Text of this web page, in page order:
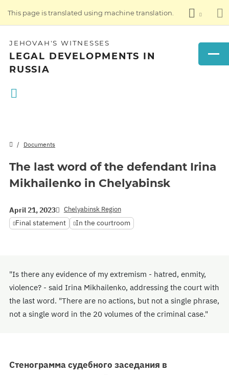
This page is translated using machine translation.
JEHOVAH'S WITNESSES
LEGAL DEVELOPMENTS IN
RUSSIA
Documents
The last word of the defendant Irina
Mikhailenko in Chelyabinsk
April 21, 2023 Chelyabinsk Region
Final statement In the courtroom
"Is there any evidence of my extremism - hatred, enmity,
violence? - said Irina Mikhailenko, addressing the court with
the last word. "There are no actions, but not a single phrase,
not a single word in the 20 volumes of the criminal case."
Стенограмма судебного заседания в